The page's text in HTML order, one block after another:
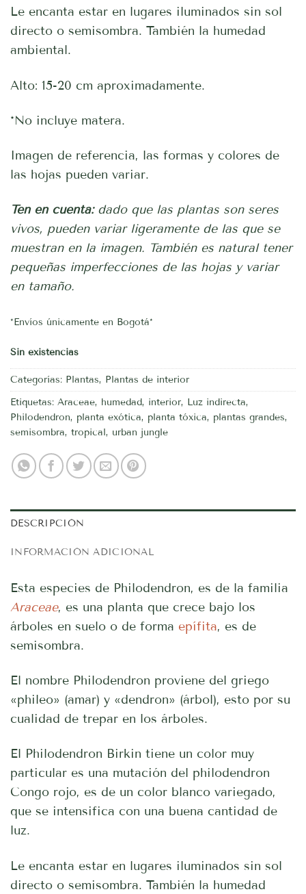
Le encanta estar en lugares iluminados sin sol
directo o semisombra. También la humedad
ambiental.
Alto: 15-20 cm aproximadamente.
*No incluye matera.
Imagen de referencia, las formas y colores de
las hojas pueden variar.
Ten en cuenta:dado que las plantas son seres
vivos, pueden variar ligeramente de las que se
muestran en la imagen. También es natural tener
pequeñas imperfecciones de las hojas y variar
en tamaño.
*Envíos únicamente en Bogotá*
Sin existencias
Categorías: Plantas, Plantas de interior
Etiquetas: Araceae, humedad, interior, Luz indirecta,
Philodendron, planta exótica, planta tóxica, plantas grandes,
semisombra, tropical, urban jungle
DESCRIPCIÓN
INFORMACIÓN ADICIONAL
Esta especies de Philodendron, es de la familia
Araceae, es una planta que crece bajo los
árboles en suelo o de forma epífita, es de
semisombra.
El nombre Philodendron proviene del griego
«phileo» (amar) y «dendron» (árbol), esto por su
cualidad de trepar en los árboles.
El Philodendron Birkin tiene un color muy
particular es una mutación del philodendron
Congo rojo, es de un color blanco variegado,
que se intensifica con una buena cantidad de
luz.
Le encanta estar en lugares iluminados sin sol
directo o semisombra. También la humedad